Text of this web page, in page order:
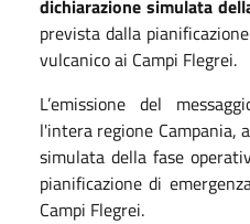
dichiarazione simulata
prevista dalla
vulcanico ai Campi Flegrei.
L’emissione del
l'intera regione Campania,
simulata della fase
pianificazione di
Campi Flegrei.